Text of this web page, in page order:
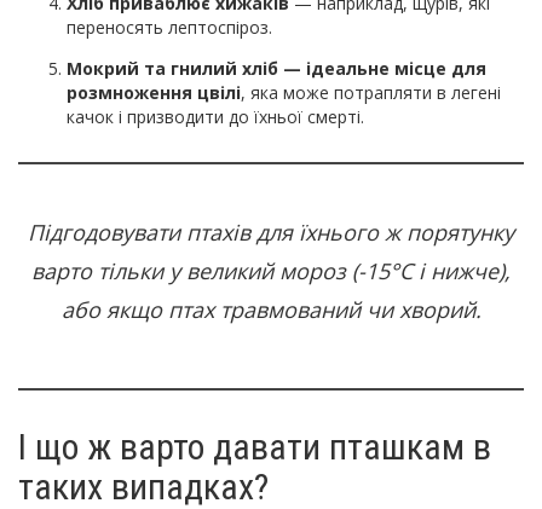
переносять лептоспіроз.
Мокрий та гнилий хліб — ідеальне місце для
розмноження цвілі, яка може потрапляти в легені
качок і призводити до їхньої смерті.
Підгодовувати птахів для їхнього ж порятунку
варто тільки у великий мороз (-15°С і нижче),
або якщо птах травмований чи хворий.
І що ж варто давати пташкам в
таких випадках?